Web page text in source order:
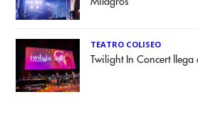
TEATRO COLISEO
Twilight In Concert